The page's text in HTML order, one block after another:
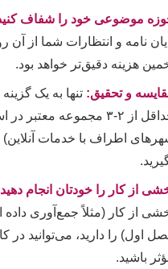
موضوعی خود را شفاف
نامه و انتظارات شما از آن
هزینه دقیق‌تر خواهد بود.
و تحقیق: تنها به یک
حداقل از ۲-۳ مجموعه معتبر
اطراف با خدمات
از کار را خودتان انجام
از کار (مثلاً جمع‌آوری داده
اول) را دارید، می‌توانید در
باشید.